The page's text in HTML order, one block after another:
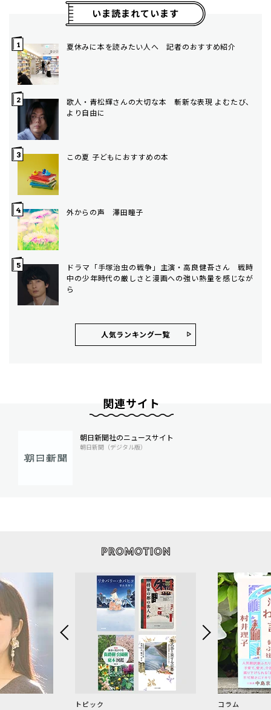
いま読まれています
夏休みに本を読みたい人へ 記者のおすすめ紹介
歌人・青松輝さんの大切な本 斬新な表現 よむたび、
より自由に
この夏 子どもにおすすめの本
外からの声 澤田瞳子
ドラマ「手塚治虫の戦争」主演・高良健吾さん 戦時
中の少年時代の厳しさと漫画への強い熱量を感じなが
ら
人気ランキング⼀覧
関連サイト
朝日新聞社のニュースサイト
朝日新聞（デジタル版）
トピック コラム